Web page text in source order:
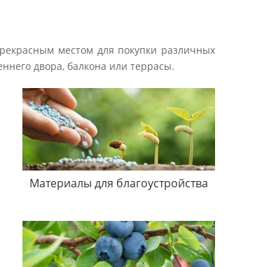
местом для покупки различных
двора, балкона или террасы.
Материалы для благоустройства